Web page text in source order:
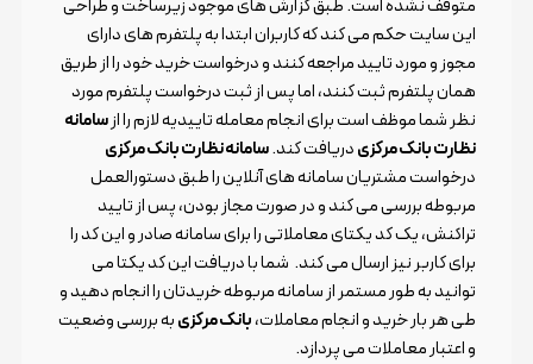
متوقف نشده است. طبق گزارش های موجود زیرساخت و طراحی
این سایت حکم می کند که کاربران ابتدا به پلتفرم های دارای
مجوز و مورد تایید مراجعه کنند و درخواست خرید خود را از طریق
همان پلتفرم ثبت کنند، اما پس از ثبت درخواست پلتفرم مورد
نظر شما موظف است برای انجام معامله تاییدیه لازم را ازسامانه
نظارت بانک مرکزیدریافت کند.سامانه نظارت بانک مرکزی
درخواست مشتریان سامانه های آنلاین را طبق دستورالعمل
مربوطه بررسی می کند و در صورت مجاز بودن، پس از تایید
تراکنش، یک کد یکتای معاملاتی را برای سامانه صادر و این کد را
برای کاربر نیز ارسال می کند. شما با دریافت این کد یکتا می
توانید به طور مستمر از سامانه مربوطه خریدتان را انجام دهید و
طی هر بار خرید و انجام معاملات،بانک مرکزیبه بررسی وضعیت
و اعتبار معاملات می پردازد.